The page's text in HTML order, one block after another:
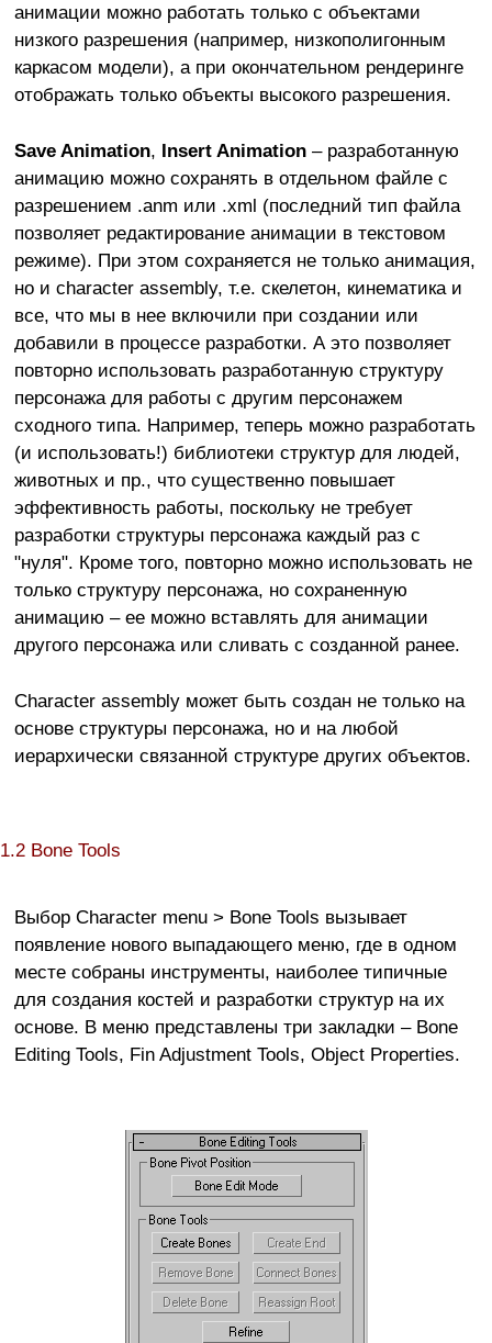
анимации можно работать только с объектами
низкого разрешения (например, низкополигонным
каркасом модели), а при окончательном рендеринге
отображать только объекты высокого разрешения.
Save Animation, Insert Animation– разработанную
анимацию можно сохранять в отдельном файле с
разрешением .anm или .xml (последний тип файла
позволяет редактирование анимации в текстовом
режиме). При этом сохраняется не только анимация,
но и character assembly, т.е. скелетон, кинематика и
все, что мы в нее включили при создании или
добавили в процессе разработки. А это позволяет
повторно использовать разработанную структуру
персонажа для работы с другим персонажем
сходного типа. Например, теперь можно разработать
(и использовать!) библиотеки структур для людей,
животных и пр., что существенно повышает
эффективность работы, поскольку не требует
разработки структуры персонажа каждый раз с
"нуля". Кроме того, повторно можно использовать не
только структуру персонажа, но сохраненную
анимацию – ее можно вставлять для анимации
другого персонажа или сливать с созданной ранее.
Сharacter assembly может быть создан не только на
основе структуры персонажа, но и на любой
иерархически связанной структуре других объектов.
1.2 Bone Tools
Выбор Character menu > Bone Tools вызывает
появление нового выпадающего меню, где в одном
месте собраны инструменты, наиболее типичные
для создания костей и разработки структур на их
основе. В меню представлены три закладки – Bone
Editing Tools, Fin Adjustment Tools, Object Properties.